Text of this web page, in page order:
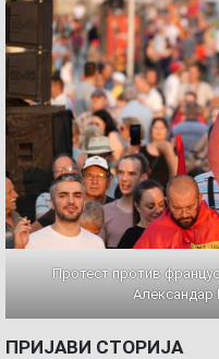
Протест против
Александар
ПРИЈАВИ СТОРИЈА